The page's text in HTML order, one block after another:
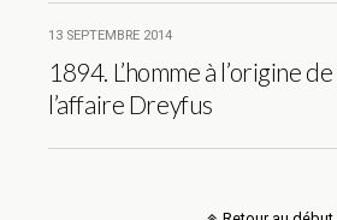
13 SEPTEMBRE 2014
1894. L’homme à l’origine de
l’affaire Dreyfus